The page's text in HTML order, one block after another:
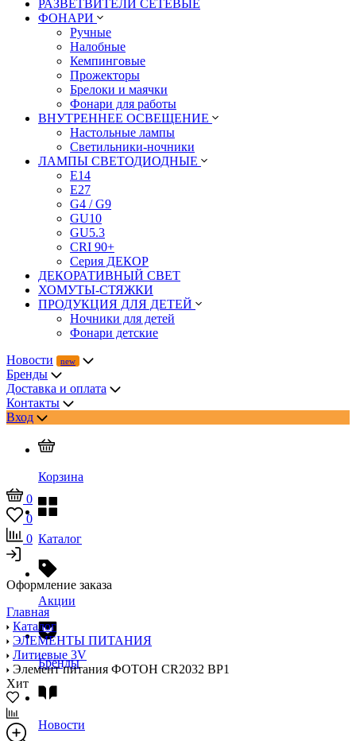
РАЗВЕТВИТЕЛИ СЕТЕВЫЕ
ФОНАРИ
Ручные
Налобные
Кемпинговые
Прожекторы
Брелоки и маячки
Фонари для работы
ВНУТРЕННЕЕ ОСВЕЩЕНИЕ
Настольные лампы
Светильники-ночники
ЛАМПЫ СВЕТОДИОДНЫЕ
E14
E27
G4 / G9
GU10
GU5.3
CRI 90+
Серия ДЕКОР
ДЕКОРАТИВНЫЙ СВЕТ
ХОМУТЫ-СТЯЖКИ
ПРОДУКЦИЯ ДЛЯ ДЕТЕЙ
Ночники для детей
Фонари детские
Новости
Бренды
Доставка и оплата
Контакты
Вход
Корзина
Каталог
Акции
Бренды
Новости
0
0
0
Оформление заказа
Главная
Каталог
ЭЛЕМЕНТЫ ПИТАНИЯ
Литиевые 3V
Элемент питания ФОТОН CR2032 BP1
Хит